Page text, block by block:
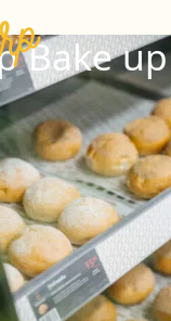
Bake up